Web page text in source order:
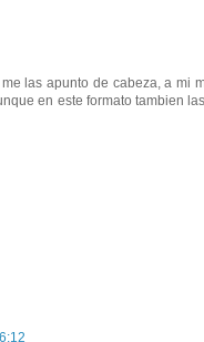
las apunto de cabeza, a mi
en este formato tambien